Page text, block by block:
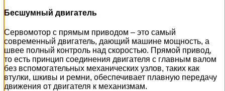
Бесшумный двигатель
Сервомотор с прямым приводом – это самый
современный двигатель, дающий машине мощность, а
швее полный контроль над скоростью. Прямой привод,
то есть принцип соединения двигателя с главным валом
без вспомогательных механических узлов, таких как
втулки, шкивы и ремни, обеспечивает плавную передачу
движения от двигателя к механизмам.